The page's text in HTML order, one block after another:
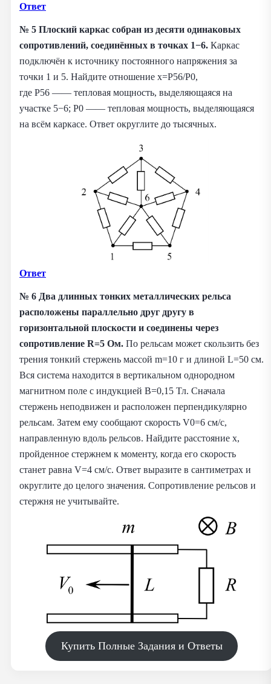
Ответ
№ 5 Плоский каркас собран из десяти одинаковых
сопротивлений, соединённых в точках 1−6. Каркас
подключён к источнику постоянного напряжения за
точки 1 и 5. Найдите отношение x=P56/P0,
где P56 —— тепловая мощность, выделяющаяся на
участке 5−6; P0 —— тепловая мощность, выделяющаяся
на всём каркасе. Ответ округлите до тысячных.
Ответ
№ 6 Два длинных тонких металлических рельса
расположены параллельно друг другу в
горизонтальной плоскости и соединены через
сопротивление R=5 Ом. По рельсам может скользить без
трения тонкий стержень массой m=10 г и длиной L=50 см.
Вся система находится в вертикальном однородном
магнитном поле с индукцией B=0,15 Тл. Сначала
стержень неподвижен и расположен перпендикулярно
рельсам. Затем ему сообщают скорость V0=6 см/с,
направленную вдоль рельсов. Найдите расстояние x,
пройденное стержнем к моменту, когда его скорость
станет равна V=4 см/с. Ответ выразите в сантиметрах и
округлите до целого значения. Сопротивление рельсов и
стержня не учитывайте.
Купить Полные Задания и Ответы